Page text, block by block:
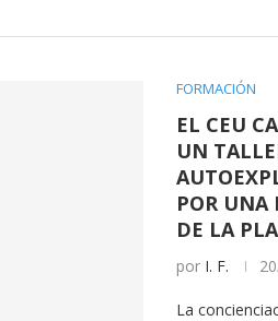
FORMACIÓN
EL CEU
UN
POR UNA
DE LA
por I. F.
La